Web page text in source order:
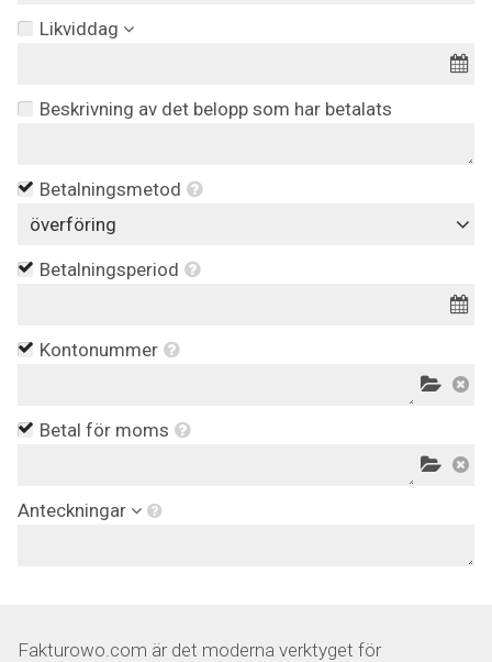
Likviddag
Beskrivning av det belopp som har betalats
Betalningsmetod
överföring
Betalningsperiod
Kontonummer
Betal för moms
Anteckningar
Fakturowo.com är det moderna verktyget för